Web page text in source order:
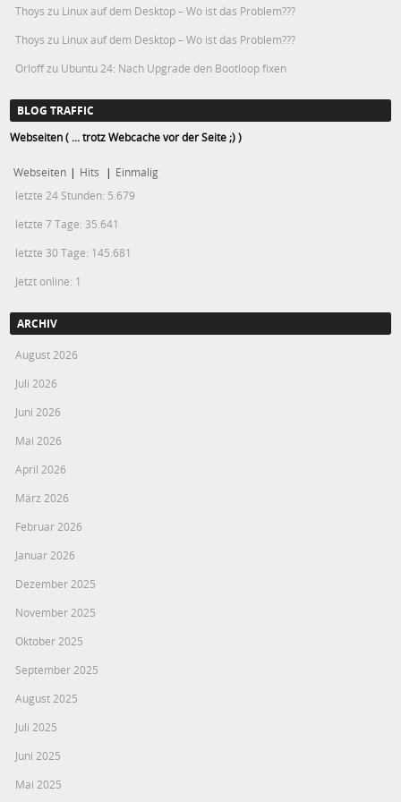
Thoys zu Linux auf dem Desktop – Wo ist das Problem???
Thoys zu Linux auf dem Desktop – Wo ist das Problem???
Orloffzu Ubuntu 24: Nach Upgrade den Bootloop fixen
BLOG TRAFFIC
Webseiten ( ... trotz Webcache vor der Seite ;) )
Webseiten | Hits | Einmalig
letzte 24 Stunden: 5.679
letzte 7 Tage: 35.641
letzte 30 Tage: 145.681
Jetzt online: 1
ARCHIV
August 2026
Juli 2026
Juni 2026
Mai 2026
April 2026
März 2026
Februar 2026
Januar 2026
Dezember 2025
November 2025
Oktober 2025
September 2025
August 2025
Juli 2025
Juni 2025
Mai 2025